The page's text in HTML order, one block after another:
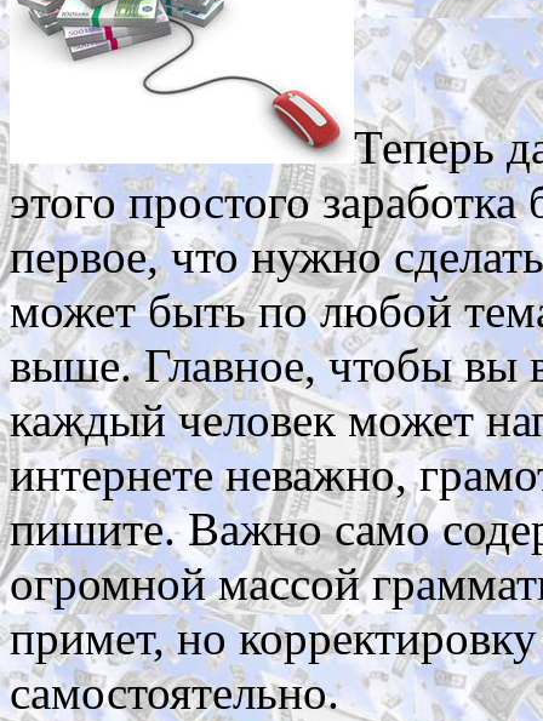
Теперь
этого простого
первое, что нужно
может быть по любой
выше. Главное, чтобы вы
каждый человек может
интернете неважно,
пишите. Важно само
огромной массой
примет, но
самостоятельно.